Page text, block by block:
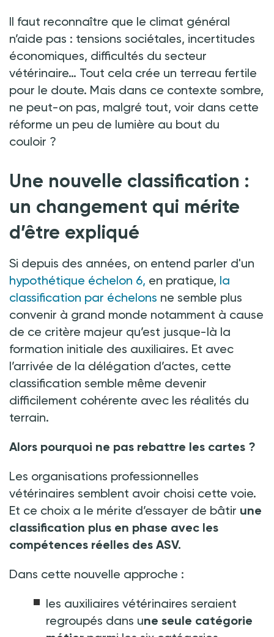
Il faut reconnaître que le climat général
n’aide pas : tensions sociétales, incertitudes
économiques, difficultés du secteur
vétérinaire… Tout cela crée un terreau fertile
pour le doute. Mais dans ce contexte sombre,
ne peut-on pas, malgré tout, voir dans cette
réforme un peu de lumière au bout du
couloir ?
Une nouvelle classification :
un changement qui mérite
d’être expliqué
Si depuis des années, on entend parler d'un
hypothétique échelon 6, en pratique, la
classification par échelons ne semble plus
convenir à grand monde notamment à cause
de ce critère majeur qu’est jusque-là la
formation initiale des auxiliaires. Et avec
l’arrivée de la délégation d’actes, cette
classification semble même devenir
difficilement cohérente avec les réalités du
terrain.
Alors pourquoi ne pas rebattre les cartes ?
Les organisations professionnelles
vétérinaires semblent avoir choisi cette voie.
Et ce choix a le mérite d’essayer de bâtir une
classification plus en phase avec les
compétences réelles des ASV.
Dans cette nouvelle approche :
les auxiliaires vétérinaires seraient
regroupés dans une seule catégorie